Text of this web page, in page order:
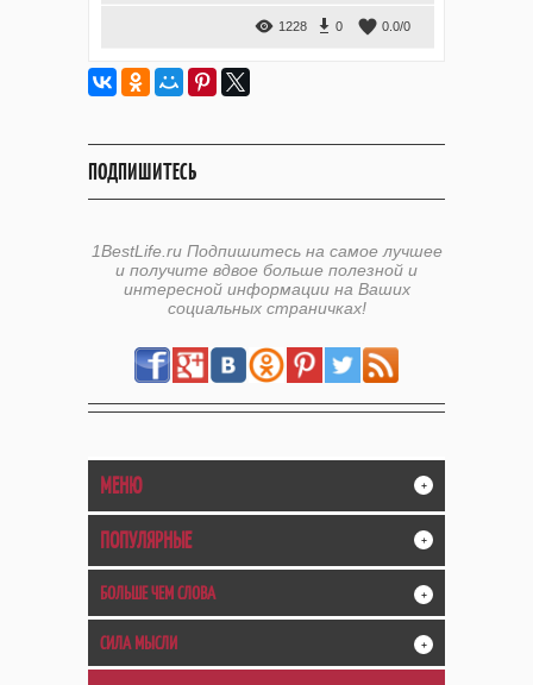
1228 0 0.0/0
ПОДПИШИТЕСЬ
1BestLife.ru Подпишитесь на самое лучшее
и получите вдвое больше полезной и
интересной информации на Ваших
социальных страничках!
МЕНЮ +
ПОПУЛЯРНЫЕ +
БОЛЬШЕ ЧЕМ СЛОВА +
СИЛА МЫСЛИ +